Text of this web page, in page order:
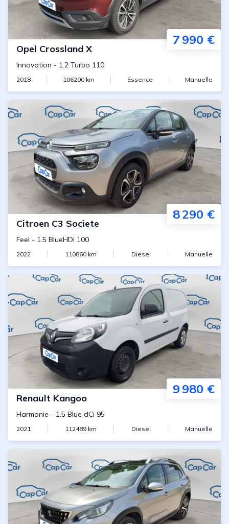
7 990 €
Opel Crossland X
Innovation - 1.2 Turbo 110
2018 106200 km Essence Manuelle
8 290 €
Citroen C3 Societe
Feel - 1.5 BlueHDi 100
2022 110860 km Diesel Manuelle
9 980 €
Renault Kangoo
Harmonie - 1.5 Blue dCi 95
2021 112489 km Diesel Manuelle